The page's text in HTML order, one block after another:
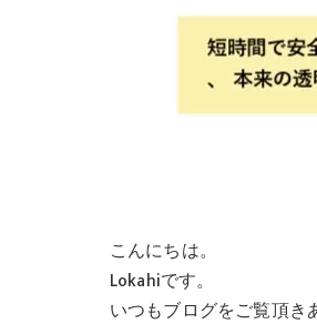
こんにちは。
Lokahiです。
いつもブログをご覧頂